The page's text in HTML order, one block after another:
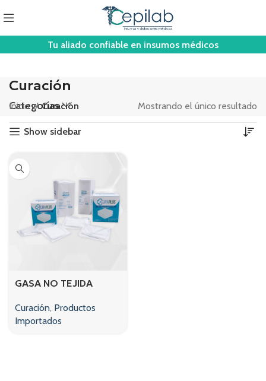
Tu aliado confiable en insumos médicos
Curación
Categorías
Inicio Curación Mostrando el único resultado
Show sidebar
GASA NO TEJIDA
Curación, Productos
Importados